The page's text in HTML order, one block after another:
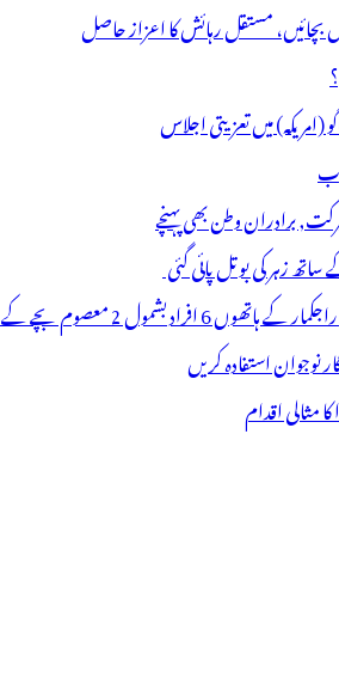
بچائیں، مستقل رہائش کا اعزاز حاصل
(امریکہ) میں تعزیتی اجلاس
برادران وطن بھی پہنچے
کے قتل کی لرزہ خیز واردات